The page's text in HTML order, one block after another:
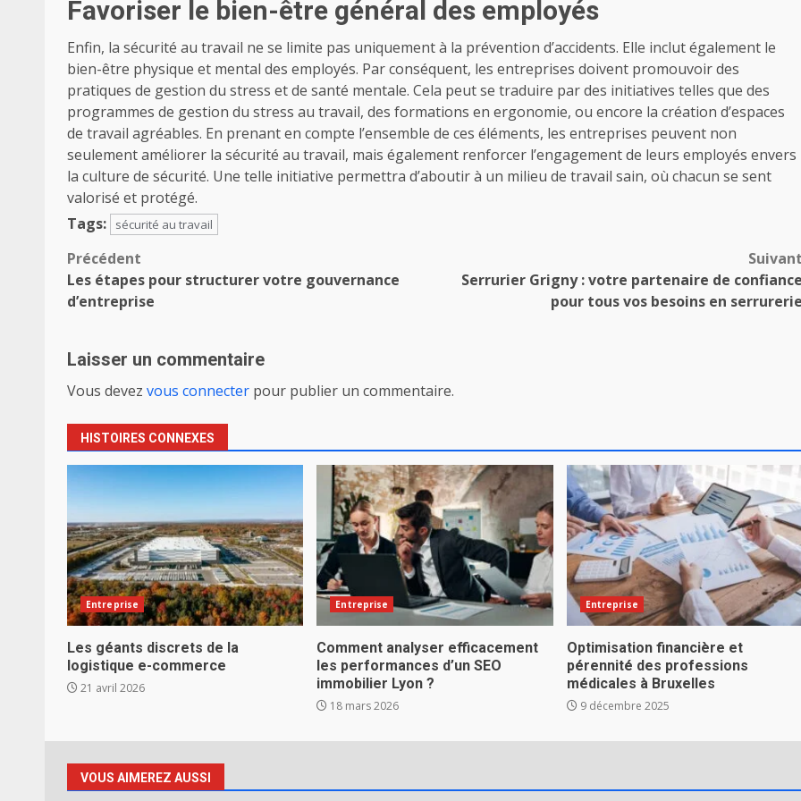
Favoriser le bien-être général des employés
Enfin, la sécurité au travail ne se limite pas uniquement à la prévention d’accidents. Elle inclut également le
bien-être physique et mental des employés. Par conséquent, les entreprises doivent promouvoir des
pratiques de gestion du stress et de santé mentale. Cela peut se traduire par des initiatives telles que des
programmes de gestion du stress au travail, des formations en ergonomie, ou encore la création d’espaces
de travail agréables. En prenant en compte l’ensemble de ces éléments, les entreprises peuvent non
seulement améliorer la sécurité au travail, mais également renforcer l’engagement de leurs employés envers
la culture de sécurité. Une telle initiative permettra d’aboutir à un milieu de travail sain, où chacun se sent
valorisé et protégé.
Tags:
sécurité au travail
Navigation
d’article
Précédent
Les étapes pour structurer votre gouvernance
d’entreprise
Suivant
Serrurier Grigny : votre partenaire de confiance
pour tous vos besoins en serrurerie
Laisser un commentaire
Vous devez vous connecter pour publier un commentaire.
HISTOIRES CONNEXES
Entreprise
Les géants discrets de la
logistique e-commerce
21 avril 2026
Entreprise
Comment analyser efficacement
les performances d’un SEO
immobilier Lyon ?
18 mars 2026
Entreprise
Optimisation financière et
pérennité des professions
médicales à Bruxelles
9 décembre 2025
VOUS AIMEREZ AUSSI